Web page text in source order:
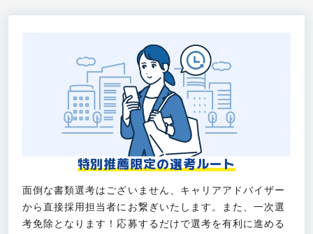
特別推薦限定の選考ルート
面倒な書類選考はございません、キャリアアドバイザー
から直接採用担当者にお繋ぎいたします。また、一次選
考免除となります！応募するだけで選考を有利に進める